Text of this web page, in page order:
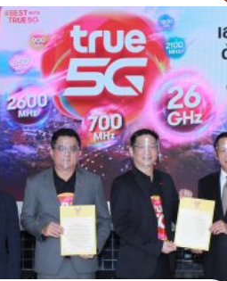
Access Edge Computing)
กรรมเครือข่าย 5G เพื่อช่วยยก
ไทย โดย MEC เป็นการวางระบบ
ใกล้กับผู้ใช้งานมากที่สุด เพื่อให้เกิด
ความหน่วงในการทำงานต่ำ (Low
มารถเข้าถึงระบบและข้อมูลที่เก็บอยู่
าบาลศิริราช (local environment)
รส่งข้อมูลกลับสู่เครือข่ายเน็ตเวิร์ก
อข่ายโทรศัพท์เคลื่อนที่หรือ operator
ลอดภัยสูงมากในการใช้งาน ทำให้
ระบบของโรงพยาบาล นอกจากนี้
ของแอปพลิเคชันด้าน
าต 5G ย่าน 26GHz วันนี้
ทัพความเร็วแรงยิ่งกว่า
จการกระจายเสียง กิจการโทรทัศน์
ห่งชาติ โดย พล.อ.สุกิจ ขมะสุนทร
ร้อมด้วยคณะผู้บริหาร กสทช. มอบ
มถี่สำหรับกิจการโทรคมนาคมย่าน
ก่ บริษัท ทรูมูฟ เอช ยูนิเวอร์แซล
มี นายมนัสส์ มานะวุฒิเวช กรรมการ
คณะผู้บริหารกลุ่มทรู ร่วมรับมอบ
เสริมทัพความเร็วแรงทรู 5G ด้วย
ago